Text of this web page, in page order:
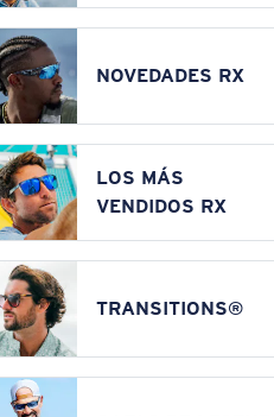
NOVEDADES RX
LOS MÁS
VENDIDOS RX
TRANSITIONS®